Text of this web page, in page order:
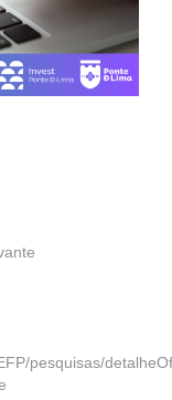
pesquisas/